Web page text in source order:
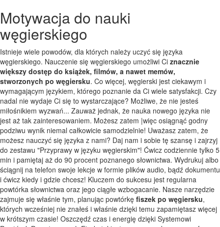
Motywacja do nauki
węgierskiego
Istnieje wiele powodów, dla których należy uczyć się języka
węgierskiego. Nauczenie się węgierskiego umożliwi Ci znacznie
większy dostęp do książek, filmów, a nawet memów,
stworzonych po węgiersku. Co więcej, węgierski jest ciekawym i
wymagającym językiem, którego poznanie da Ci wiele satysfakcji. Czy
nadal nie wydaje Ci się to wystarczające? Możliwe, że nie jesteś
miłośnikiem wyzwań... Zauważ jednak, że nauka nowego języka nie
jest aż tak zainteresowaniem. Możesz zatem |więc osiągnąć godny
podziwu wynik niemal całkowicie samodzielnie! Uważasz zatem, że
możesz nauczyć się języka z nami? Daj nam i sobie tę szansę i zajrzyj
do zestawu "Przyprawy w języku węgierskim"! Ćwicz codziennie tylko 5
min i pamiętaj aż do 90 procent poznanego słownictwa. Wydrukuj albo
ściągnij na telefon swoje lekcje w formie plików audio, bądź dokumentu
i ćwicz kiedy i gdzie chcesz! Kluczem do sukcesu jest regularna
powtórka słownictwa oraz jego ciągłe wzbogacanie. Nasze narzędzie
zajmuje się właśnie tym, planując powtórkę fiszek po węgiersku,
których wcześniej nie znałeś i właśnie dzięki temu zapamiętasz więcej
w krótszym czasie! Oszczędź czas i energię dzięki Systemowi